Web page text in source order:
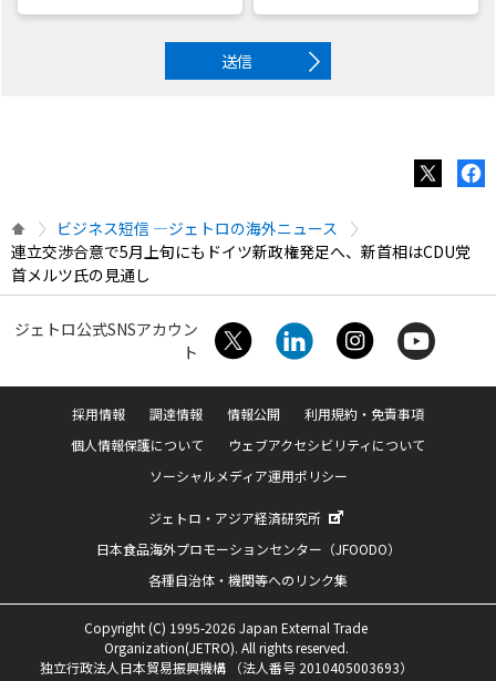
送信
ビジネス短信 ―ジェトロの海外ニュース
連立交渉合意で5月上旬にもドイツ新政権発足へ、新首相はCDU党
首メルツ氏の見通し
ジェトロ公式SNSアカウン
ト
採用情報 調達情報 情報公開
利用規約・免責事項
個人情報保護について
ウェブアクセシビリティについて
ソーシャルメディア運用ポリシー
ジェトロ・アジア経済研究所
日本食品海外プロモーションセンター（JFOODO）
各種自治体・機関等へのリンク集
Copyright (C) 1995-2026 Japan External Trade
Organization(JETRO). All rights reserved.
独立行政法人日本貿易振興機構 （法人番号 2010405003693）